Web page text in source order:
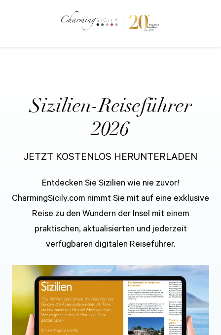
Sizilien-Reiseführer
2026
JETZT KOSTENLOS HERUNTERLADEN
Entdecken Sie Sizilien wie nie zuvor!
CharmingSicily.com nimmt Sie mit auf eine exklusive
Reise zu den Wundern der Insel mit einem
praktischen, aktualisierten und jederzeit
verfügbaren digitalen Reiseführer.